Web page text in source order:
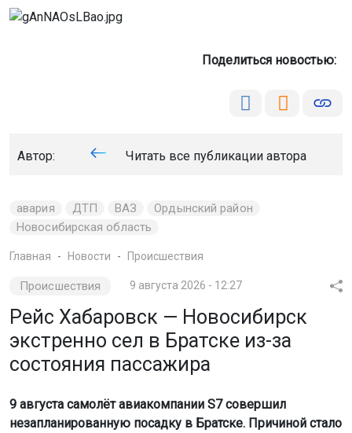
Поделиться новостью:
Автор: Читать все публикации автора
авария ДТП ВАЗ
Ордынский район
Новосибирская область
Главная Новости Происшествия
Происшествия 9 августа 2026 - 12:27
Рейс Хабаровск — Новосибирск
экстренно сел в Братске из-за
состояния пассажира
9 августа самолёт авиакомпании S7 совершил
незапланированную посадку в Братске. Причиной стало